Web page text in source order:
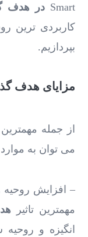
Smart در هدف
کاربردی ترین
بپردازیم.
مزایای هدف
از جمله مهمترین
می توان به
– افزایش روحیه
مهمترین تاثیر
انگیزه و